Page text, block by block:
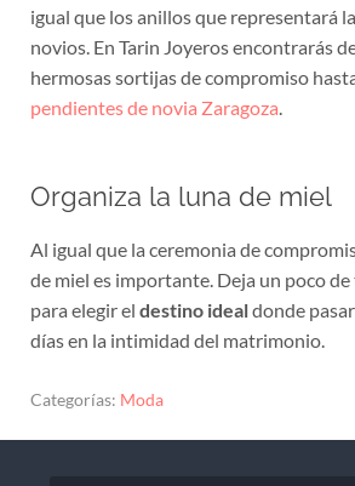
igual que los anillos que representará
novios. En Tarin Joyeros encontrarás
hermosas sortijas de compromiso
pendientes de novia Zaragoza
Organiza la luna de miel
Al igual que la ceremonia de
de miel es importante. Deja un poco
para elegir el destino idealdonde
días en la intimidad del matrimonio.
Categorías: Moda